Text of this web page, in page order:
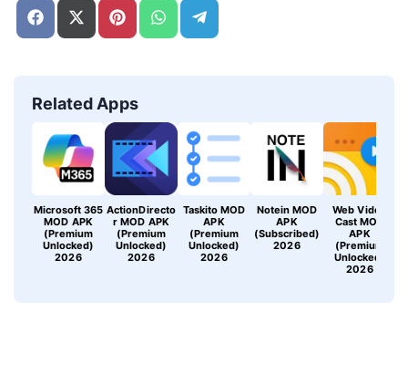
Share
on
Share
on
Share
on
Share
on
on
Related Apps
Microsoft 365
MOD APK
(Premium
Unlocked)
2026
ActionDirecto
r MOD APK
(Premium
Unlocked)
2026
Taskito MOD
APK
(Premium
Unlocked)
2026
Notein MOD
APK
(Subscribed)
2026
Web Video
Cast MOD
APK
(Premium
Unlocked)
2026